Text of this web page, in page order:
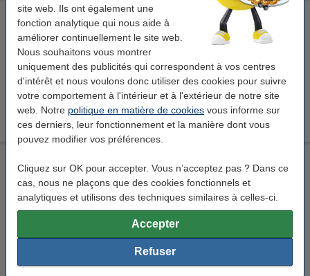
site web. Ils ont également une
fonction analytique qui nous aide à
améliorer continuellement le site web.
Nous souhaitons vous montrer
uniquement des publicités qui correspondent à vos centres
d'intérêt et nous voulons donc utiliser des cookies pour suivre
votre comportement à l'intérieur et à l'extérieur de notre site
web. Notre politique en matière de cookies vous informe sur
ces derniers, leur fonctionnement et la manière dont vous
pouvez modifier vos préférences.
Cliquez sur OK pour accepter. Vous n’acceptez pas ? Dans ce
cas, nous ne plaçons que des cookies fonctionnels et
analytiques et utilisons des techniques similaires à celles-ci.
Accepter
Refuser
Canon kit de nettoyage: série PGI-550PGBK XL + CLI-551XL
(2x noirs + 4 couleurs gy / c / m / y)
Voir les spécifications et la description
En stock
Livré demain
25,00 € Commander
capacité
Voir les spécifications et la description
En stock
Livré demain